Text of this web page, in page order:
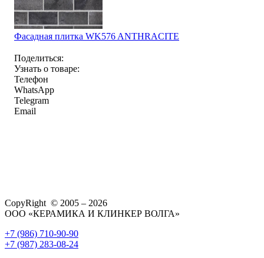
Фасадная плитка WK576 ANTHRACITE
Поделиться:
Узнать о товаре:
Телефон
WhatsApp
Telegram
Email
CopyRight © 2005 – 2026
ООО «КЕРАМИКА И КЛИНКЕР ВОЛГА»
+7 (986) 710-90-90
+7 (987) 283-08-24